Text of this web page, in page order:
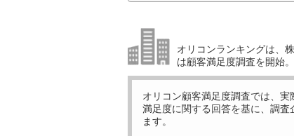
オリコンランキングは、
は顧客満足度調査を開始
オリコン顧客満足度調査では、実
満足度に関する回答を基に、調査
ます。